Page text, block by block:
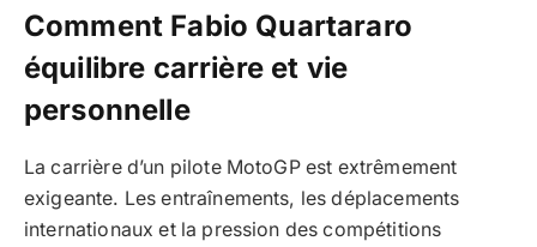
Comment Fabio Quartararo
équilibre carrière et vie
personnelle
La carrière d’un pilote MotoGP est extrêmement
exigeante. Les entraînements, les déplacements
internationaux et la pression des compétitions